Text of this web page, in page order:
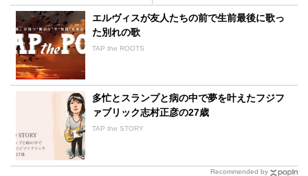
エルヴィスが友人たちの前で生前最後に歌っ
た別れの歌
TAP the ROOTS
多忙とスランプと病の中で夢を叶えたフジフ
ァブリック志村正彦の27歳
TAP the STORY
Recommended by